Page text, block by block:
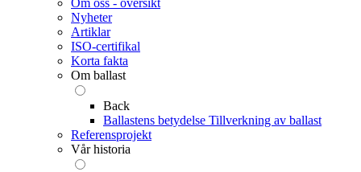
Om oss - översikt
Nyheter
Artiklar
ISO-certifikal
Korta fakta
Om ballast
Back
Ballastens betydelse Tillverkning av ballast
Referensprojekt
Vår historia